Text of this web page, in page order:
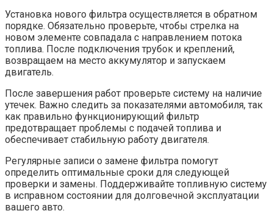
Установка нового фильтра осуществляется в обратном
порядке. Обязательно проверьте, чтобы стрелка на
новом элементе совпадала с направлением потока
топлива. После подключения трубок и креплений,
возвращаем на место аккумулятор и запускаем
двигатель.
После завершения работ проверьте систему на наличие
утечек. Важно следить за показателями автомобиля, так
как правильно функционирующий фильтр
предотвращает проблемы с подачей топлива и
обеспечивает стабильную работу двигателя.
Регулярные записи о замене фильтра помогут
определить оптимальные сроки для следующей
проверки и замены. Поддерживайте топливную систему
в исправном состоянии для долговечной эксплуатации
вашего авто.